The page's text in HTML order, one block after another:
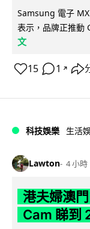
Samsung 電子
表示，品牌正推動
文
15 1 ↗
科技娛樂 生活
Lawton 4 小時
港夫婦澳
Cam 睇到